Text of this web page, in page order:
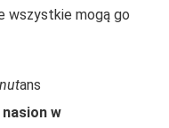
wszystkie mogą go
ans
w